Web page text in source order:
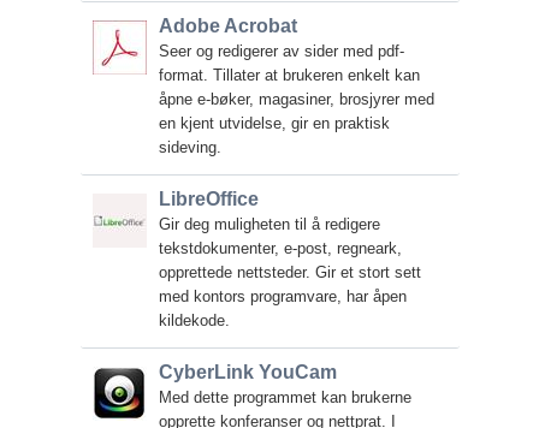
Adobe Acrobat
Seer og redigerer av sider med pdf-
format. Tillater at brukeren enkelt kan
åpne e-bøker, magasiner, brosjyrer med
en kjent utvidelse, gir en praktisk
sideving.
LibreOffice
Gir deg muligheten til å redigere
tekstdokumenter, e-post, regneark,
opprettede nettsteder. Gir et stort sett
med kontors programvare, har åpen
kildekode.
CyberLink YouCam
Med dette programmet kan brukerne
opprette konferanser og nettprat. I